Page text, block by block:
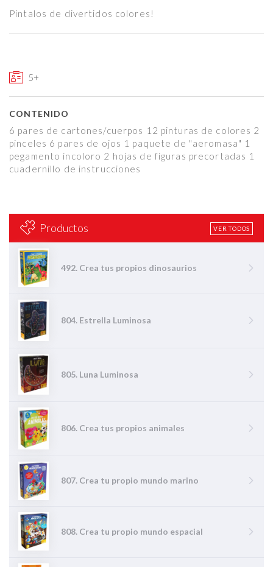
Pintalos de divertidos colores!
5+
CONTENIDO
6 pares de cartones/cuerpos 12 pinturas de colores 2
pinceles 6 pares de ojos 1 paquete de "aeromasa" 1
pegamento incoloro 2 hojas de figuras precortadas 1
cuadernillo de instrucciones
Productos VER TODOS
492. Crea tus propios dinosaurios
804. Estrella Luminosa
805. Luna Luminosa
806. Crea tus propios animales
807. Crea tu propio mundo marino
808. Crea tu propio mundo espacial